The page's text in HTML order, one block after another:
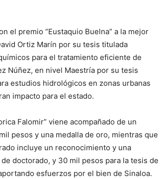
el premio “Eustaquio Buelna” a la mejor
Ortiz Marín por su tesis titulada
para el tratamiento eficiente de
Núñez, en nivel Maestría por su tesis
estudios hidrológicos en zonas urbanas
impacto para el estado.
Falomir” viene acompañado de un
pesos y una medalla de oro, mientras que
incluye un reconocimiento y una
doctorado, y 30 mil pesos para la tesis de
esfuerzos por el bien de Sinaloa.